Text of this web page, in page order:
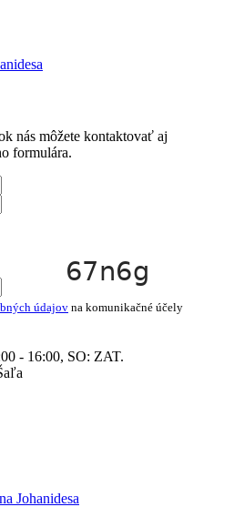
nás môžete kontaktovať aj
formulára.
údajov na komunikačné účely
- 16:00, SO: ZAT.